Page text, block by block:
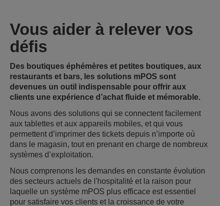
Vous aider à relever vos
défis
Des boutiques éphémères et petites boutiques, aux
restaurants et bars, les solutions mPOS sont
devenues un outil indispensable pour offrir aux
clients une expérience d’achat fluide et mémorable.
Nous avons des solutions qui se connectent facilement
aux tablettes et aux appareils mobiles, et qui vous
permettent d’imprimer des tickets depuis n’importe où
dans le magasin, tout en prenant en charge de nombreux
systèmes d’exploitation.
Nous comprenons les demandes en constante évolution
des secteurs actuels de l'hospitalité et la raison pour
laquelle un système mPOS plus efficace est essentiel
pour satisfaire vos clients et la croissance de votre